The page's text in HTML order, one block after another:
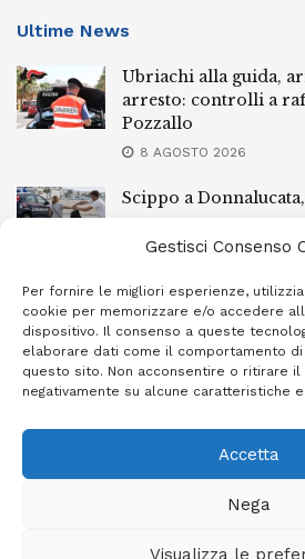
Gestisci Consenso
Per fornire le migliori esperienze,
cookie per memorizzare e/o accedere
dispositivo. Il consenso a queste
elaborare dati come il comportamento di
questo sito. Non acconsentire o ritirare
negativamente su alcune caratteristiche
Accetta
Nega
Visualizza le
Ultime News
Ubriachi alla guida,
arresto: controlli a
Pozzallo
8 AGOSTO 2026
Scippo a
8 AGOSTO 2026
Ragusa, arrestato
prescrizioni di stare
familiare
7 AGOSTO 2026